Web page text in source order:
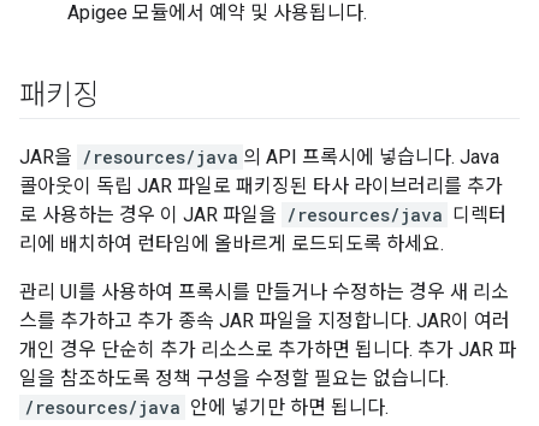
Apigee 모듈에서 예약 및 사용됩니다.
패키징
JAR을 /resources/java 의 API 프록시에 넣습니다. Java
콜아웃이 독립 JAR 파일로 패키징된 타사 라이브러리를 추가
로 사용하는 경우 이 JAR 파일을 /resources/java 디렉터
리에 배치하여 런타임에 올바르게 로드되도록 하세요.
관리 UI를 사용하여 프록시를 만들거나 수정하는 경우 새 리소
스를 추가하고 추가 종속 JAR 파일을 지정합니다. JAR이 여러
개인 경우 단순히 추가 리소스로 추가하면 됩니다. 추가 JAR 파
일을 참조하도록 정책 구성을 수정할 필요는 없습니다.
/resources/java 안에 넣기만 하면 됩니다.